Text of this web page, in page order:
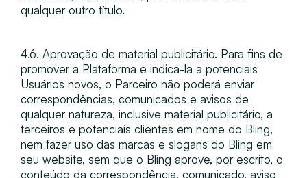
qualquer outro título.
4.6. Aprovação de material publicitário​. Para fins de
promover a Plataforma e indicá-la a potenciais
Usuários novos, o Parceiro não poderá enviar
correspondências, comunicados e avisos de
qualquer natureza, inclusive material publicitário, a
terceiros e potenciais clientes em nome do Bling,
nem fazer uso das marcas e slogans do Bling em
seu website, sem que o Bling aprove, por escrito, o
conteúdo da correspondência, comunicado, aviso